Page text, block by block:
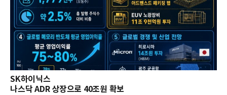
SK하이닉스
나스닥 ADR 상장으로 40조원 확보